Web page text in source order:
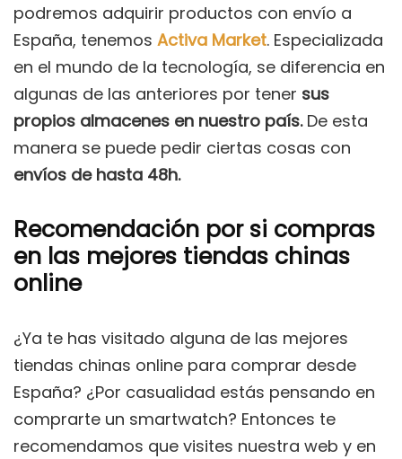
podremos adquirir productos con envío a
España, tenemos Activa Market. Especializada
en el mundo de la tecnología, se diferencia en
algunas de las anteriores por tener sus
propios almacenes en nuestro país.De esta
manera se puede pedir ciertas cosas con
envíos de hasta 48h.
Recomendación por si compras
en las mejores tiendas chinas
online
¿Ya te has visitado alguna de las mejores
tiendas chinas online para comprar desde
España? ¿Por casualidad estás pensando en
comprarte un smartwatch? Entonces te
recomendamos que visites nuestra web y en